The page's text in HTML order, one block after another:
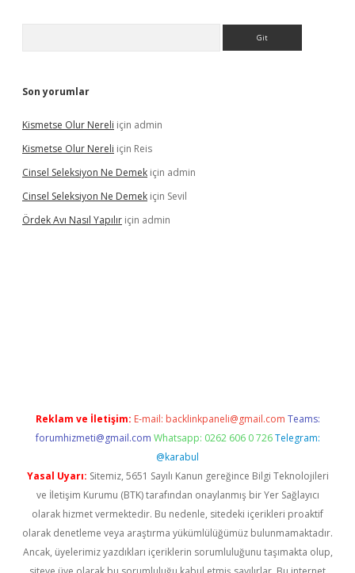
Son yorumlar
Kismetse Olur Nereli için admin
Kismetse Olur Nereli için Reis
Cinsel Seleksiyon Ne Demek için admin
Cinsel Seleksiyon Ne Demek için Sevil
Ördek Avı Nasıl Yapılır için admin
Reklam ve İletişim: E-mail: backlinkpaneli@gmail.com Teams:
forumhizmeti@gmail.com Whatsapp: 0262 606 0 726 Telegram:
@karabul
Yasal Uyarı: Sitemiz, 5651 Sayılı Kanun gereğince Bilgi Teknolojileri
ve İletişim Kurumu (BTK) tarafından onaylanmış bir Yer Sağlayıcı
olarak hizmet vermektedir. Bu nedenle, sitedeki içerikleri proaktif
olarak denetleme veya araştırma yükümlülüğümüz bulunmamaktadır.
Ancak, üyelerimiz yazdıkları içeriklerin sorumluluğunu taşımakta olup,